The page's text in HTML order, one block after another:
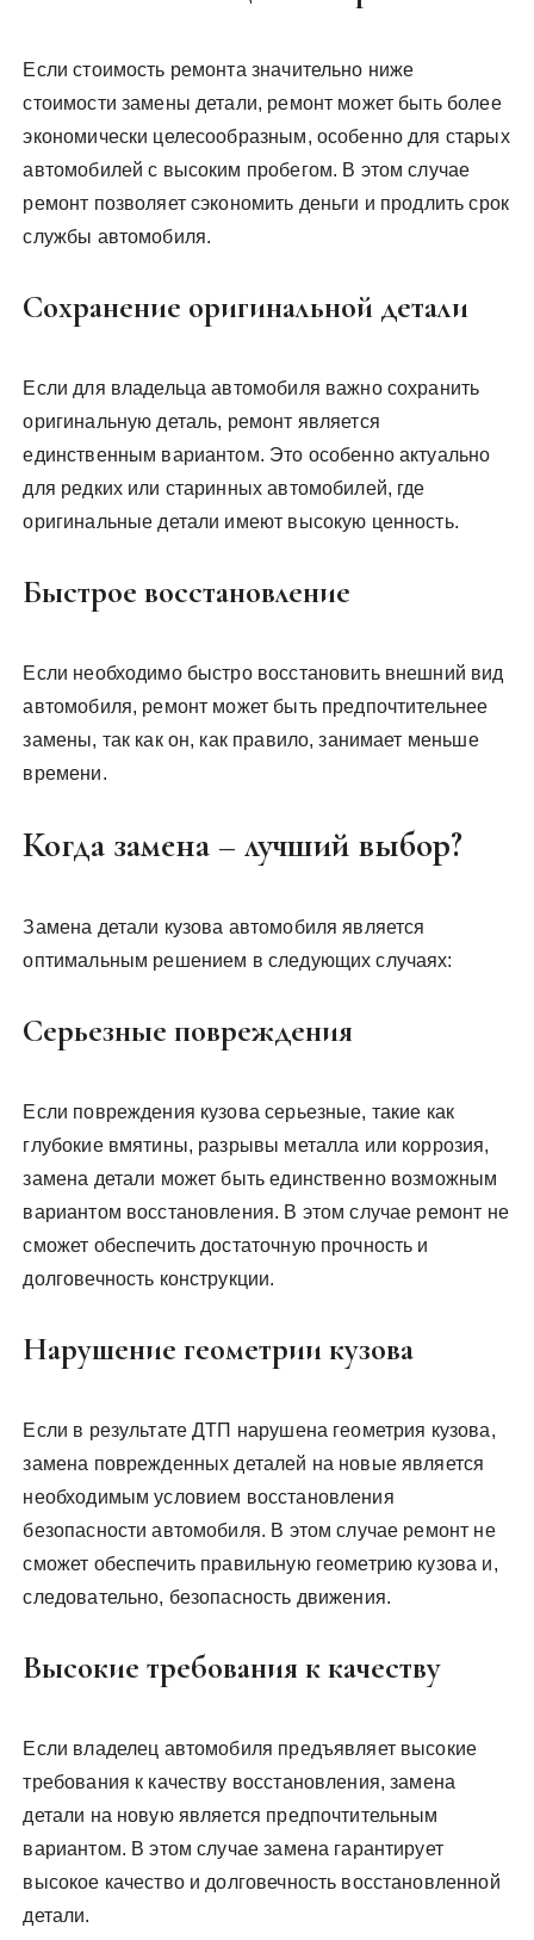
Если стоимость ремонта значительно ниже
стоимости замены детали, ремонт может быть более
экономически целесообразным, особенно для старых
автомобилей с высоким пробегом. В этом случае
ремонт позволяет сэкономить деньги и продлить срок
службы автомобиля.
Сохранение оригинальной детали
Если для владельца автомобиля важно сохранить
оригинальную деталь, ремонт является
единственным вариантом. Это особенно актуально
для редких или старинных автомобилей, где
оригинальные детали имеют высокую ценность.
Быстрое восстановление
Если необходимо быстро восстановить внешний вид
автомобиля, ремонт может быть предпочтительнее
замены, так как он, как правило, занимает меньше
времени.
Когда замена – лучший выбор?
Замена детали кузова автомобиля является
оптимальным решением в следующих случаях:
Серьезные повреждения
Если повреждения кузова серьезные, такие как
глубокие вмятины, разрывы металла или коррозия,
замена детали может быть единственно возможным
вариантом восстановления. В этом случае ремонт не
сможет обеспечить достаточную прочность и
долговечность конструкции.
Нарушение геометрии кузова
Если в результате ДТП нарушена геометрия кузова,
замена поврежденных деталей на новые является
необходимым условием восстановления
безопасности автомобиля. В этом случае ремонт не
сможет обеспечить правильную геометрию кузова и,
следовательно, безопасность движения.
Высокие требования к качеству
Если владелец автомобиля предъявляет высокие
требования к качеству восстановления, замена
детали на новую является предпочтительным
вариантом. В этом случае замена гарантирует
высокое качество и долговечность восстановленной
детали.